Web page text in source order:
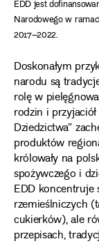
EDD jest
Narodowego w
2017–2022.
Doskonałym
narodu są
rolę w
rodzin i
Dziedzictwa”
produktów
królowały na
spożywczego i
EDD
rzemieślniczych
cukierków), ale
przepisach,